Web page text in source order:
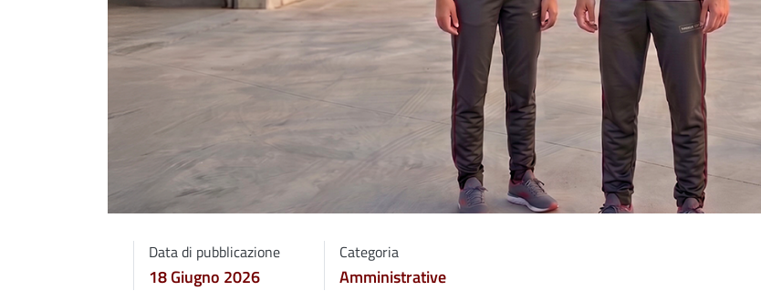
Data di pubblicazione
18 Giugno 2026
Categoria
Amministrative